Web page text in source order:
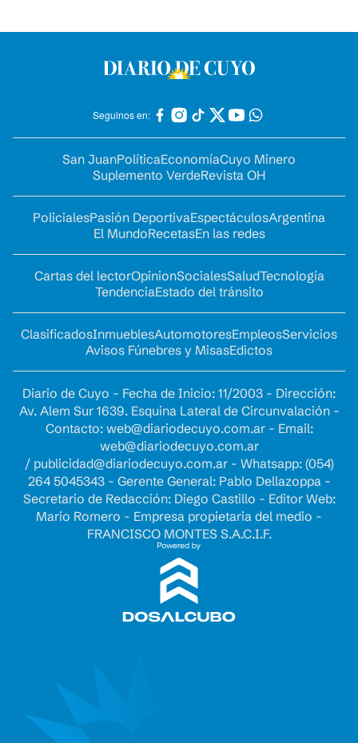
Seguinos en:
San JuanPolíticaEconomíaCuyo Minero
Suplemento VerdeRevista OH
PolicialesPasión DeportivaEspectáculosArgentina
El MundoRecetasEn las redes
Cartas del lectorOpinionSocialesSaludTecnología
TendenciaEstado del tránsito
ClasificadosInmueblesAutomotoresEmpleosServicios
Avisos Fúnebres y MisasEdictos
Diario de Cuyo - Fecha de Inicio: 11/2003 - Dirección:
Av. Alem Sur 1639. Esquina Lateral de Circunvalación -
Contacto: web@diariodecuyo.com.ar- Email:
web@diariodecuyo.com.ar
/ publicidad@diariodecuyo.com.ar- Whatsapp: (054)
264 5045343 - Gerente General: Pablo Dellazoppa -
Secretario de Redacción: Diego Castillo - Editor Web:
Mario Romero - Empresa propietaria del medio -
FRANCISCO MONTES S.A.C.I.F.